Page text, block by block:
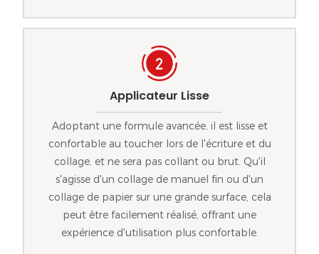
Applicateur Lisse
Adoptant une formule avancée, il est lisse et
confortable au toucher lors de l'écriture et du
collage, et ne sera pas collant ou brut. Qu'il
s'agisse d'un collage de manuel fin ou d'un
collage de papier sur une grande surface, cela
peut être facilement réalisé, offrant une
expérience d'utilisation plus confortable.